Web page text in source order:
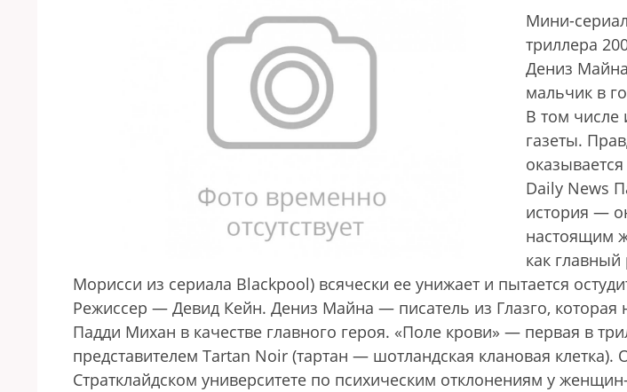
Мини-
триллера
Дениз
мальчик в
В том числе
газеты.
Daily News
история —
настоящим
как главный
Морисси из сериала Blackpool) всячески ее унижает и пытается
Режиссер — Девид Кейн. Дениз Майна — писатель из Глазго, которая
Падди Михан в качестве главного героя. «Поле крови» — первая в
представителем Tartan Noir (тартан — шотландская клановая
Стратклайдском университете по психическим отклонениям у